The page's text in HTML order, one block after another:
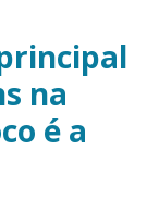
na
é a